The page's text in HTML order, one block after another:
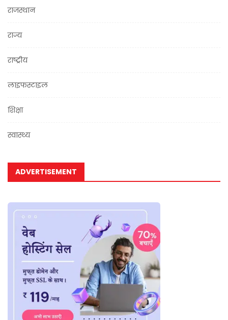
राजस्थान
राज्य
राष्ट्रीय
लाइफस्टाइल
शिक्षा
स्वास्थ्य
ADVERTISEMENT